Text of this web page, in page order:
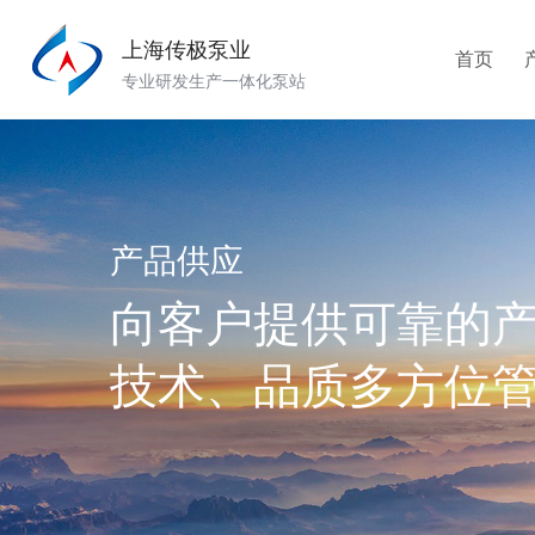
上海传极泵业
专业研发生产一体化泵站
首页
产品供应
向客户提供可靠的
技术、品质多方位